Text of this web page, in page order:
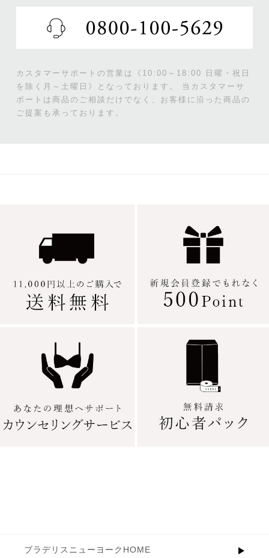
カスタマーサポートの営業は《10:00～18:00 日曜・祝日
を除く月～土曜日》となっております。
当カスタマーサ
ポートは商品のご相談だけでなく、お客様に沿った商品の
ご提案も承っております。
ブラデリスニューヨークHOME